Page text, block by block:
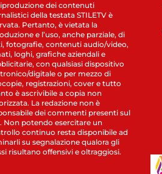
dei contenuti
della testata STILETV è
Pertanto, è vietata la
e l’uso, anche parziale, di
fotografie, contenuti audio/video,
loghi, grafiche aziendali e
con qualsiasi dispositivo
digitale o per mezzo di
registrazioni, cover e tutto
è ascrivibile a copia non
La redazione non è
dei commenti presenti sul
Non potendo esercitare un
continuo resta disponibile ad
su segnalazione qualora gli
risultano offensivi e oltraggiosi.